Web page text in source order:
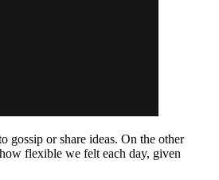
gossip or share ideas. On the other
flexible we felt each day, given